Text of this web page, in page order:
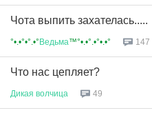
Чота выпить захателась.....
°•.•°•°.•°Ведьма™°•.•°.•°•.•° 147
Что нас цепляет?
Дикая волчица 49